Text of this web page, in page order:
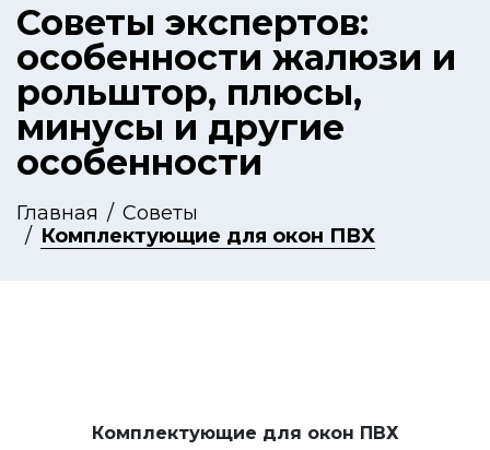
Советы экспертов:
особенности жалюзи и
рольштор, плюсы,
минусы и другие
особенности
Главная
Советы
Комплектующие для окон ПВХ
Комплектующие для окон ПВХ